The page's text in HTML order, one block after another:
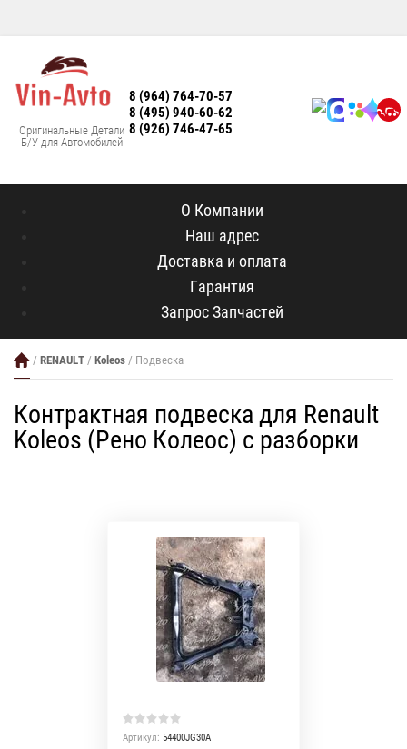
Оригинальные Детали
Б/У для Автомобилей
8 (964) 764-70-57
8 (495) 940-60-62
8 (926) 746-47-65
О Компании
Наш адрес
Доставка и оплата
Гарантия
Запрос Запчастей
/ RENAULT / Koleos / Подвеска
Контрактная подвеска для Renault
Koleos (Рено Колеос) с разборки
Артикул: 54400JG30A